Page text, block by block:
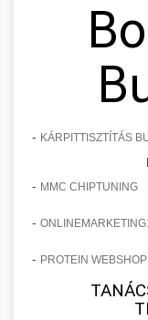
- KÁRPITTISZTÍTÁS
- MMC CHIPTUNING
-
- PROTEIN